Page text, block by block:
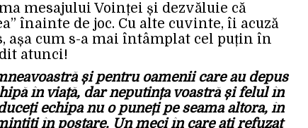
mesajului Voinței și dezvăluie că
înainte de joc. Cu alte cuvinte, îi acuză
așa cum s-a mai întâmplat cel puțin în
atunci!
și pentru oamenii care au depus
în viață, dar neputința voastră și felul în
echipa nu o puneți pe seama altora, în
în postare. Un meci în care ați refuzat